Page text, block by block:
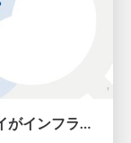
え？フロントエンドエンジニアの ワイがインフラも！？